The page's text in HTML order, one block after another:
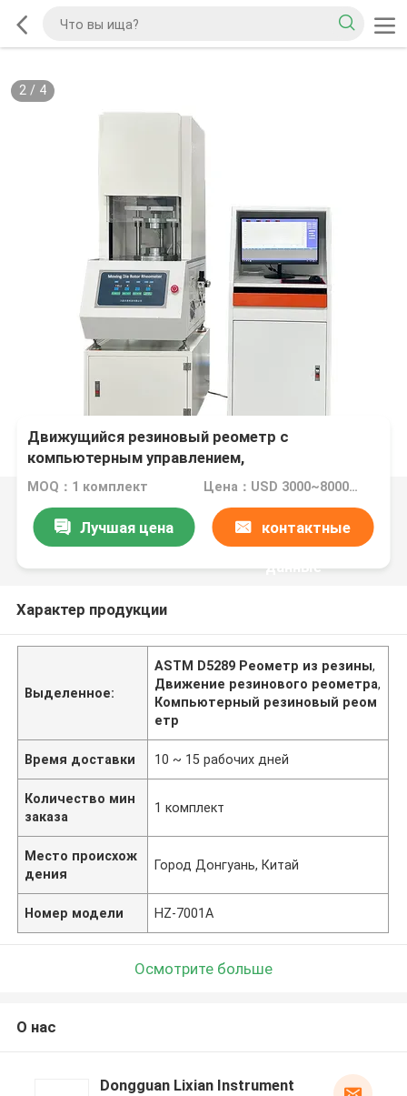
2/ 4
Движущийся резиновый реометр с
компьютерным управлением,
соответствующий стандарту ASTM D5289
MOQ：1 комплект Цена：USD 3000~8000/per set
Лучшая цена контактные
данные
Характер продукции
Выделенное:
ASTM D5289 Реометр из резины,
Движение резинового реометра,
Компьютерный резиновый реом
етр
Время доставки 10 ~ 15 рабочих дней
Количество мин
заказа
1 комплект
Место происхож
дения
Город Донгуань, Китай
Номер модели HZ-7001A
Осмотрите больше
О нас
Dongguan Lixian Instrument